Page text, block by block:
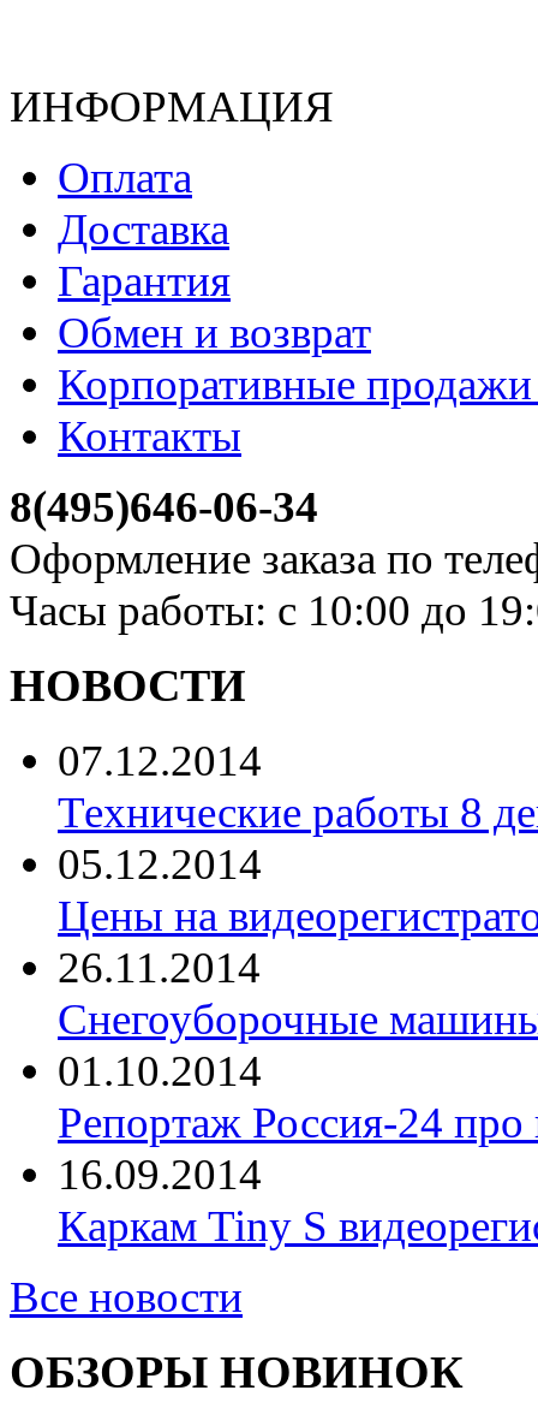
ИНФОРМАЦИЯ
Оплата
Доставка
Гарантия
Обмен и возврат
Корпоративные
Контакты
8(495)646-06-34
Оформление заказа по
Часы работы: с 10:00 до
НОВОСТИ
07.12.2014
Технические работы 8
05.12.2014
Цены на
26.11.2014
Снегоуборочные машины
01.10.2014
Репортаж Россия-24 про
16.09.2014
Каркам Tiny S
Все новости
ОБЗОРЫ НОВИНОК